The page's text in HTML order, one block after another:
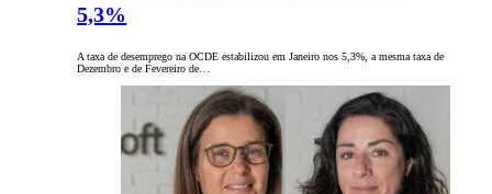
5,3%
A taxa de desemprego na OCDE estabilizou em Janeiro nos 5,3%, a mesma taxa de
Dezembro e de Fevereiro de…